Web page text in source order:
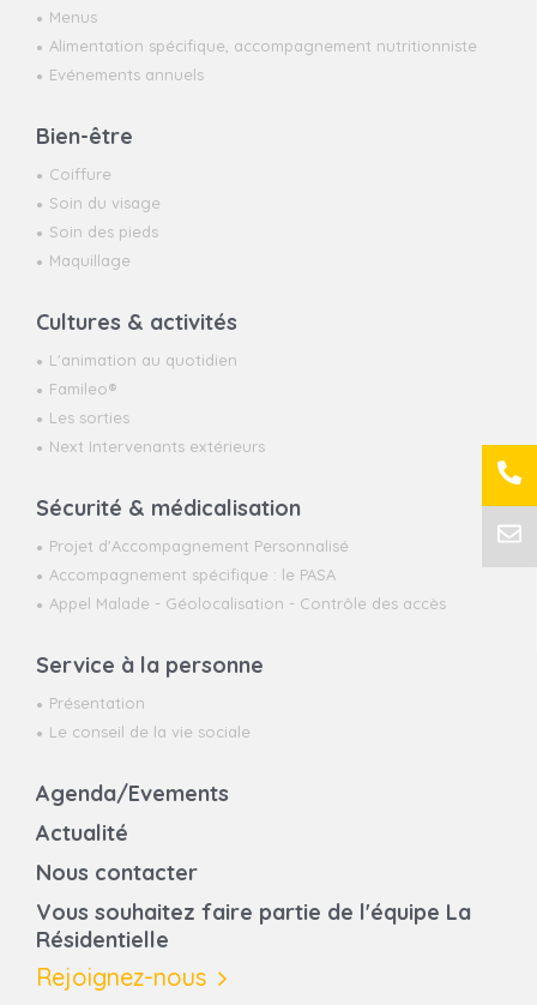
Menus
Alimentation spécifique, accompagnement nutritionniste
Evénements annuels
Bien-être
Coiffure
Soin du visage
Soin des pieds
Maquillage
Cultures & activités
L'animation au quotidien
Famileo®
Les sorties
Next Intervenants extérieurs
Sécurité & médicalisation
Projet d'Accompagnement Personnalisé
Accompagnement spécifique : le PASA
Appel Malade - Géolocalisation - Contrôle des accès
Service à la personne
Présentation
Le conseil de la vie sociale
Agenda/Evements
Actualité
Nous contacter
Vous souhaitez faire partie de l'équipe La
Résidentielle
Rejoignez-nous